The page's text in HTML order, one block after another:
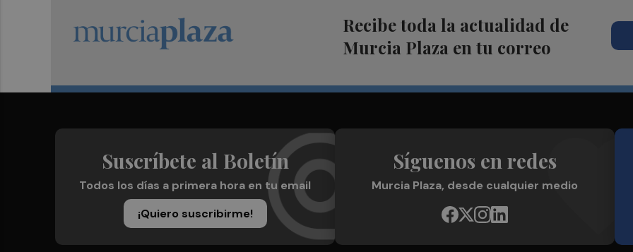
Recibe toda la actualidad de
Murcia Plaza en tu correo
Suscríbete al Boletín
Todos los días a primera hora en tu email
¡Quiero suscribirme!
Síguenos en redes
Murcia Plaza, desde cualquier medio